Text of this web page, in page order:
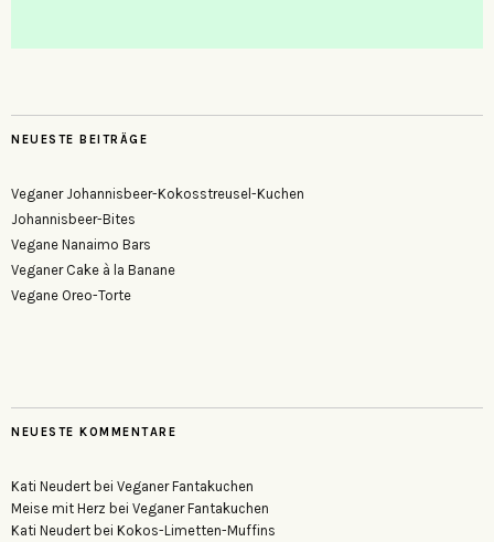
NEUESTE BEITRÄGE
Veganer Johannisbeer-Kokosstreusel-Kuchen
Johannisbeer-Bites
Vegane Nanaimo Bars
Veganer Cake à la Banane
Vegane Oreo-Torte
NEUESTE KOMMENTARE
Kati Neudert bei Veganer Fantakuchen
Meise mit Herz bei Veganer Fantakuchen
Kati Neudert bei Kokos-Limetten-Muffins